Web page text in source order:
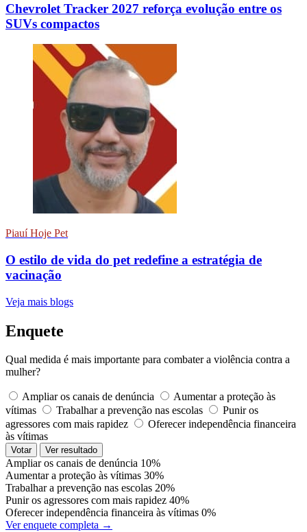
Chevrolet Tracker 2027 reforça evolução entre os
SUVs compactos
Piauí Hoje Pet
O estilo de vida do pet redefine a estratégia de
vacinação
Veja mais blogs
Enquete
Qual medida é mais importante para combater a violência contra a
mulher?
Ampliar os canais de denúncia
Aumentar a proteção às
vítimas
Trabalhar a prevenção nas escolas
Punir os
agressores com mais rapidez
Oferecer independência financeira
às vítimas
Votar Ver resultado
Ampliar os canais de denúncia 10%
Aumentar a proteção às vítimas 30%
Trabalhar a prevenção nas escolas 20%
Punir os agressores com mais rapidez 40%
Oferecer independência financeira às vítimas 0%
Ver enquete completa →